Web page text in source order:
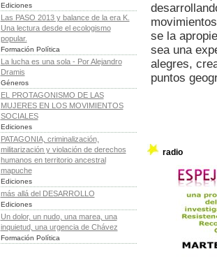
Ediciones
Las PASO 2013 y balance de la era K.
Una lectura desde el ecologismo
popular.
Formación Política
La lucha es una sola - Por Alejandro
Dramis
Géneros
EL PROTAGONISMO DE LAS
MUJERES EN LOS MOVIMIENTOS
SOCIALES
Ediciones
PATAGONIA, criminalización,
militarización y violación de derechos
humanos en territorio ancestral
mapuche
Ediciones
más allá del DESARROLLO
Ediciones
Un dolor, un nudo, una marea, una
inquietud, una urgencia de Chávez
Formación Política
se la
sea una
alegres,
puntos
radio